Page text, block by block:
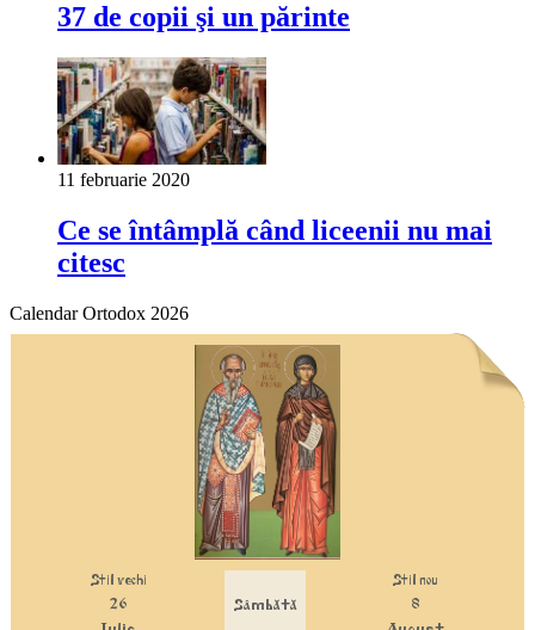
37 de copii şi un părinte
11 februarie 2020
Ce se întâmplă când liceenii nu mai
citesc
Calendar Ortodox 2026